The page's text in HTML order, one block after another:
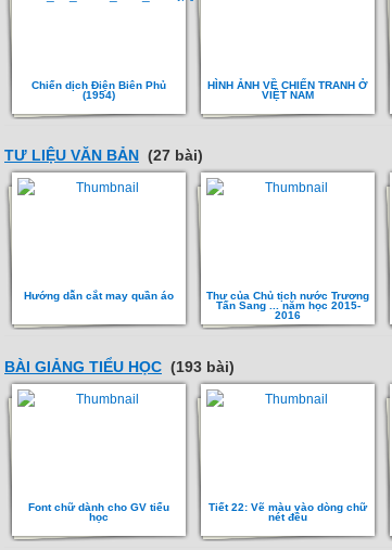
Chiến dịch Điện Biên Phủ
(1954)
HÌNH ẢNH VỀ CHIẾN TRANH Ở
VIỆT NAM
TƯ LIỆU VĂN BẢN (27 bài)
Hướng dẫn cắt may quần áo
Thư của Chủ tịch nước Trương
Tấn Sang ... năm học 2015-
2016
BÀI GIẢNG TIỂU HỌC (193 bài)
Font chữ dành cho GV tiểu
học
Tiết 22: Vẽ màu vào dòng chữ
nét đều